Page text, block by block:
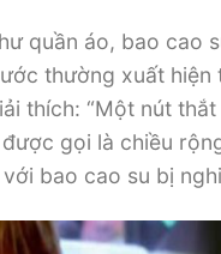
quần áo, bao cao
thường xuất hiện
thích: “Một nút
gọi là chiều
bao cao su bị